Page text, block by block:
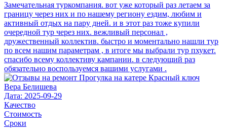
Замечательная туркомпания. вот уже который раз летаем за
границу через них и по нашему региону ездим, любим и
активный отдых на пару дней. и в этот раз тоже купили
очередной тур через них. вежливый персонал ,
дружественный коллектив. быстро и моментально нашли тур
по всем нашим параметрам , в итоге мы выбрали тур пхукет.
спасибо всему коллективу кампании. в следующий раз
обязательно воспользуемся вашими услугами .
Вера Белишева
Дата: 2025-09-29
Качество
Стоимость
Сроки